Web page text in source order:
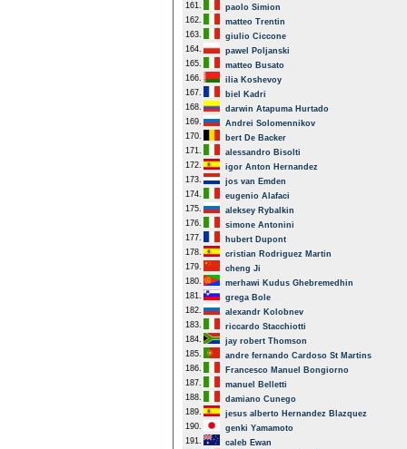
161.
paolo Simion
162.
matteo Trentin
163.
giulio Ciccone
164.
pawel Poljanski
165.
matteo Busato
166.
ilia Koshevoy
167.
biel Kadri
168.
darwin Atapuma Hurtado
169.
Andrei Solomennikov
170.
bert De Backer
171.
alessandro Bisolti
172.
igor Anton Hernandez
173.
jos van Emden
174.
eugenio Alafaci
175.
aleksey Rybalkin
176.
simone Antonini
177.
hubert Dupont
178.
cristian Rodriguez Martin
179.
cheng Ji
180.
merhawi Kudus Ghebremedhin
181.
grega Bole
182.
alexandr Kolobnev
183.
riccardo Stacchiotti
184.
jay robert Thomson
185.
andre fernando Cardoso St Martins
186.
Francesco Manuel Bongiorno
187.
manuel Belletti
188.
damiano Cunego
189.
jesus alberto Hernandez Blazquez
190.
genki Yamamoto
191.
caleb Ewan